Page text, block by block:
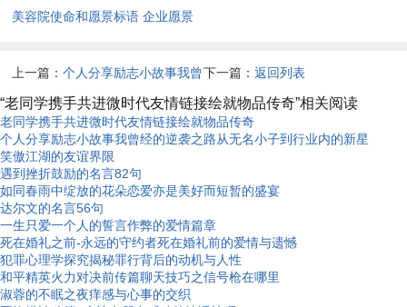
美容院使命和愿景标语 企业愿景
上一篇：个人分享励志小故事我曾
经的逆袭之路从无名小子到行业内
的新星
下一篇： 返回列表
“老同学携手共进微时代友情链接绘就物品传奇”相关阅读
老同学携手共进微时代友情链接绘就物品传奇
个人分享励志小故事我曾经的逆袭之路从无名小子到行业内的新星
笑傲江湖的友谊界限
遇到挫折鼓励的名言82句
如同春雨中绽放的花朵恋爱亦是美好而短暂的盛宴
达尔文的名言56句
一生只爱一个人的誓言作弊的爱情篇章
死在婚礼之前-永远的守约者死在婚礼前的爱情与遗憾
犯罪心理学探究揭秘罪行背后的动机与人性
和平精英火力对决前传篇聊天技巧之信号枪在哪里
淑蓉的不眠之夜痒感与心事的交织